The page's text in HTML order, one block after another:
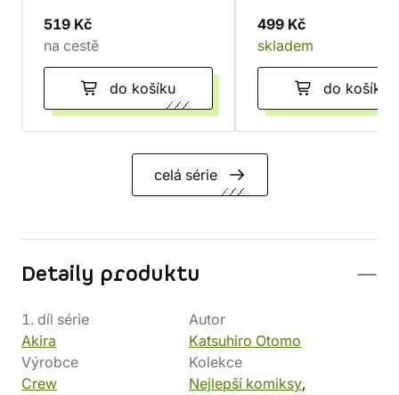
519 Kč
na cestě
do košíku
499 Kč
skladem
do košíku
celá série
Detaily produktu
1. díl série
Akira
Autor
Katsuhiro Otomo
Výrobce
Crew
Kolekce
Nejlepší komiksy,